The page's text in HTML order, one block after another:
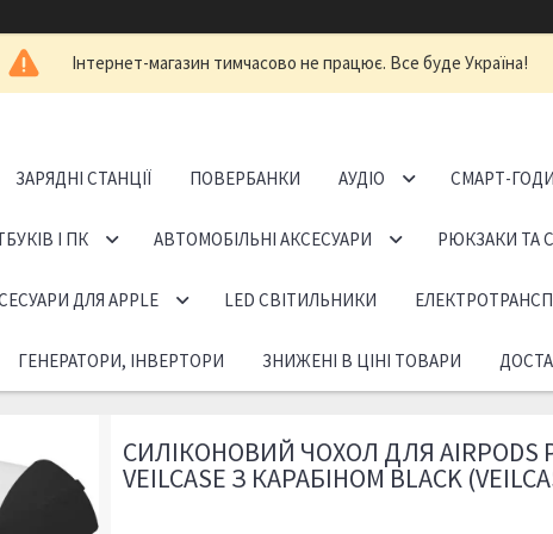
Інтернет-магазин тимчасово не працює. Все буде Україна!
ЗАРЯДНІ СТАНЦІЇ ПОВЕРБАНКИ АУДІО СМАРТ-
І ПК АВТОМОБІЛЬНІ АКСЕСУАРИ РЮКЗАКИ ТА
ДЛЯ APPLE LED СВІТИЛЬНИКИ
ГЕНЕРАТОРИ, ІНВЕРТОРИ ЗНИЖЕНІ В ЦІНІ ТОВАРИ
СИЛІКОНОВИЙ ЧОХОЛ ДЛЯ AIRPODS
VEILCASE З КАРАБІНОМ BLACK